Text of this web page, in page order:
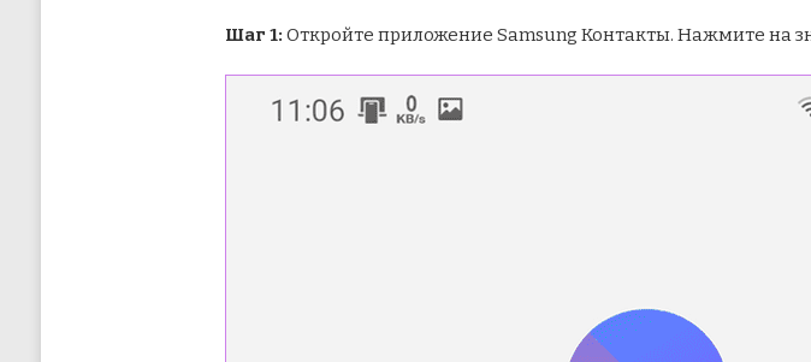
Шаг 1: Откройте приложение Samsung Контакты. Нажмите на